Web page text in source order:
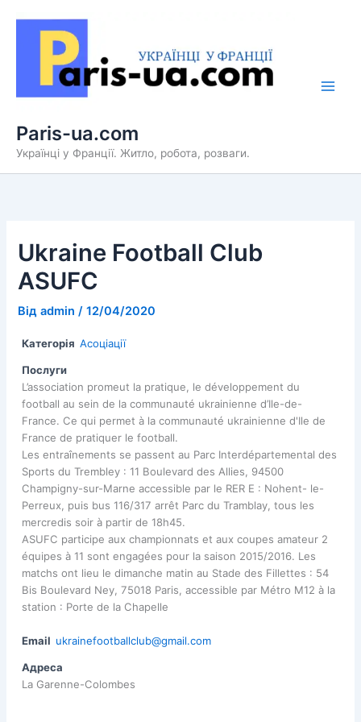
Paris-ua.com
Українці у Франції. Житло, робота, розваги.
Ukraine Football Club
ASUFC
Відadmin/12/04/2020
Категорія Асоціації
Послуги
L’association promeut la pratique, le développement du
football au sein de la communauté ukrainienne d’Ile-de-
France. Ce qui permet à la communauté ukrainienne d'Ile de
France de pratiquer le football.
Les entraînements se passent au Parc Interdépartemental des
Sports du Trembley : 11 Boulevard des Allies, 94500
Champigny-sur-Marne accessible par le RER E : Nohent- le-
Perreux, puis bus 116/317 arrêt Parc du Tramblay, tous les
mercredis soir à partir de 18h45.
ASUFC participe aux championnats et aux coupes amateur 2
équipes à 11 sont engagées pour la saison 2015/2016. Les
matchs ont lieu le dimanche matin au Stade des Fillettes : 54
Bis Boulevard Ney, 75018 Paris, accessible par Métro M12 à la
station : Porte de la Chapelle
Email ukrainefootballclub@gmail.com
Адреса
La Garenne-Colombes